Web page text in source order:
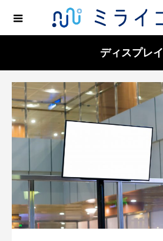
ディスプレイ